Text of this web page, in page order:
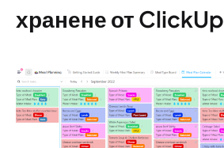
хранене от ClickUp